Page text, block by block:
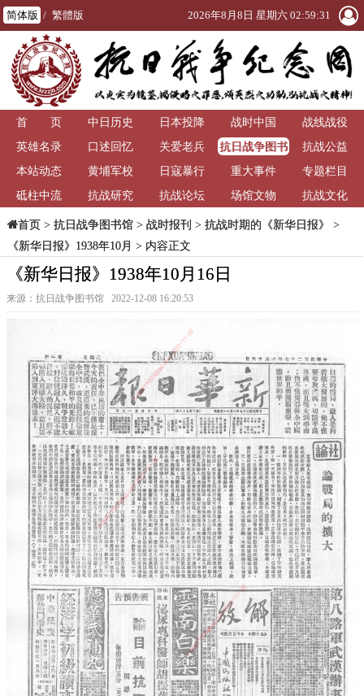
简体版 / 繁體版 2026年8月8日 星期六 02:59:32
首 页 中日历史 日本投降 战时中国
战线战役
英雄名录
口述回忆 关爱老兵
抗日战争图书
馆
抗战公益
本站动态
黄埔军校 日寇暴行 重大事件
专题栏目
砥柱中流
抗战研究 抗战论坛 场馆文物 抗战文化
首页> 抗日战争图书馆> 战时报刊 > 抗战时期的《新华日报》
>
《新华日报》1938年10月 > 内容正文
《新华日报》1938年10月16日
来源：抗日战争图书馆 2022-12-08 16:20:53